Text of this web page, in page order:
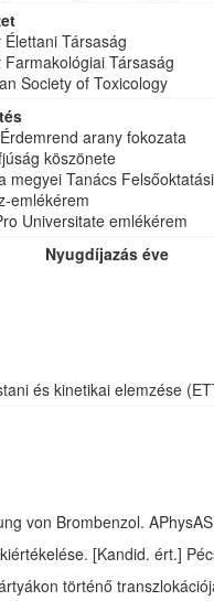
Élettani Társaság
Farmakológiai Társaság
Society of Toxicology
arany fokozata
köszönete
megyei Tanács
emlékérem
Universitate emlékérem
Nyugdíjazás éve
és kinetikai elemzése
von Brombenzol.
[Kandid. ért.]
történő